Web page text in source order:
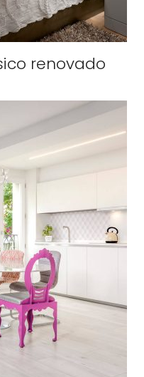
renovado